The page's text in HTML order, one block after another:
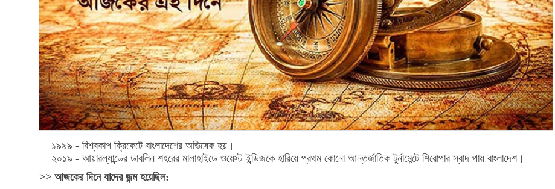
১৯৯৯ - বিশ্বকাপ ক্রিকেটে বাংলাদেশের অভিষেক হয়।
২০১৯ - আয়ারল্যান্ডের ডাবলিন শহরের মালাহাইডে ওয়েস্ট ইন্ডিজকে হারিয়ে প্রথম কোনো আন্তর্জাতিক টুর্নামেন্টে শিরোপার স্বাদ পায় বাংলাদেশ।
>> আজকের দিনে যাদের জন্ম হয়েছিল: